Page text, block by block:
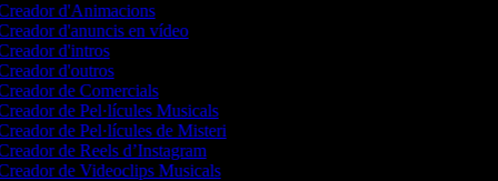
d'Animacions
d'anuncis en vídeo
d'intros
d'outros
de Comercials
de Pel·lícules Musicals
de Pel·lícules de Misteri
de Reels d’Instagram
de Videoclips Musicals